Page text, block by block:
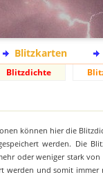
Blitzkarten
Blitzdichte
können hier die
werden. Die
oder weniger stark
werden und somit immer